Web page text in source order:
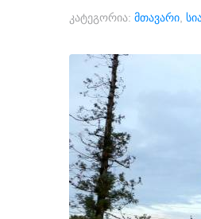
კატეგორია: მთავარი